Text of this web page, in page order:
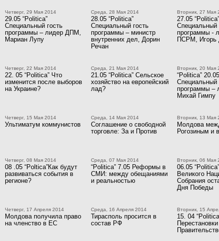
Четверг, 29 Мая 2014
29.05 “Politica”
Специальный гость
программы – лидер ДПМ,
Мариан Лупу
Среда, 28 Мая 2014
28.05 “Politica”
Специальный гость
программы – министр
внутренних дел, Дорин
Речан
Вторник, 27 Мая
27.05 “Politica”
Специальный
программы -
ПСРМ, Игорь
Четверг, 22 Мая 2014
22. 05 “Politica” Что
изменится после выборов
на Украине?
Среда, 21 Мая 2014
21.05 “Politica” Сельское
хозяйство на европейский
лад?
Вторник, 20 Мая
“Politica” 20.05
Специальный
программы –
Михай Гимпу
Четверг, 15 Мая 2014
Ультиматум коммунистов
Среда, 14 Мая 2014
Соглашение о свободной
торговле: За и Против
Вторник, 13 Мая
Молдова
Рогозиным и
Четверг, 08 Мая 2014
08 .05 “Poltica”Как будут
развиваться события в
регионе?
Среда, 07 Мая 2014
“Politica” 7.05 Реформы в
СМИ: между обещаниями
и реальностью
Вторник, 06 Мая
06.05
Великого
Собрания
Дня Победы
Четверг, 17 Апреля 2014
Молдова получила право
на членство в ЕС
Среда, 16 Апреля 2014
Тирасполь просится в
состав РФ
Вторник, 15
15. 04